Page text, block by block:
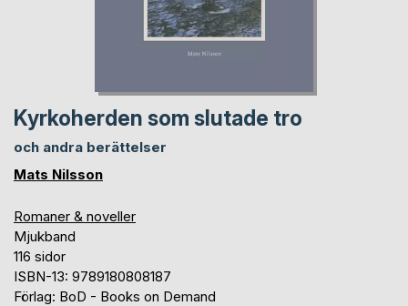
Kyrkoherden som slutade tro
och andra berättelser
Mats Nilsson
Romaner & noveller
Mjukband
116 sidor
ISBN-13: 9789180808187
Förlag: BoD - Books on Demand